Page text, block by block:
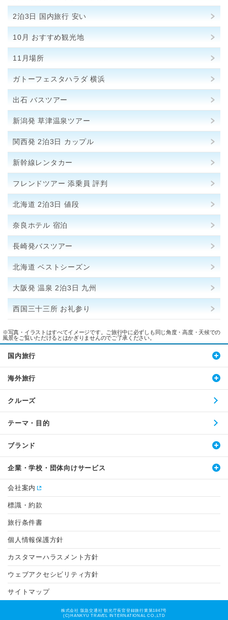
2泊3日 国内旅行 安い
10月 おすすめ観光地
11月場所
ガトーフェスタハラダ 横浜
出石 バスツアー
新潟発 草津温泉ツアー
関西発 2泊3日 カップル
新幹線レンタカー
フレンドツアー 添乗員 評判
北海道 2泊3日 値段
奈良ホテル 宿泊
長崎発バスツアー
北海道 ベストシーズン
大阪発 温泉 2泊3日 九州
西国三十三所 お礼参り
※写真・イラストはすべてイメージです。ご旅行中に必ずしも同じ角度・高度・天候での
風景をご覧いただけるとはかぎりませんのでご了承ください。
国内旅行
海外旅行
クルーズ
テーマ・目的
ブランド
企業・学校・団体向けサービス
会社案内
標識・約款
旅行条件書
個人情報保護方針
カスタマーハラスメント方針
ウェブアクセシビリティ方針
サイトマップ
株式会社 阪急交通社 観光庁長官登録旅行業第1847号
(C)HANKYU TRAVEL INTERNATIONAL CO.,LTD